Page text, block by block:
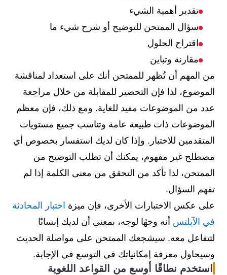
تقدير أهمية الشيء
سؤال الممتحن للتوضيح أو شرح شيء ما
اقتراح الحلول
مقارنة وتباين
من المهم أن تُظهر للممتحن أنك على استعداد لمناقشة
الموضوع، لذا فإن التحضير للمقابلة من خلال مراجعة
عدد من الموضوعات مفيد للغاية. ومع ذلك، فإن معظم
الموضوعات ذات طبيعة عامة وتناسب جميع مستويات
المتقدمين للاختبار. وإذا كان لديك استفسار بخصوص أي
مصطلح غير مفهوم، يمكنك أن تطلب التوضيح من
الممتحن، لذا تأكد من التحقق من معنى الكلمة إذا لم
تفهم السؤال.
على عكس الاختبارات الأخرى، فإن ميزة اختبار المحادثة
في الآيلتس أنه وجهًا لوجه، بمعنى أن لديك إنسانًا
لتتفاعل معه. سيشجعك الممتحن على مواصلة الحديث
وسيحاول معرفة إمكانياتك في التوسع في الإجابة.
استخدم نطاقًا أوسع من القواعد اللغوية